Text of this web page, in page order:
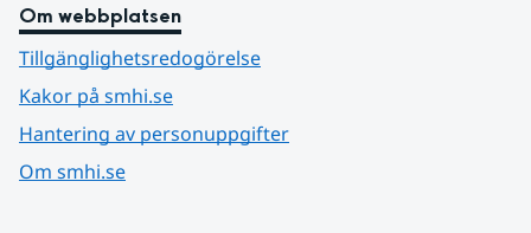
Om webbplatsen
Tillgänglighetsredogörelse
Kakor på smhi.se
Hantering av personuppgifter
Om smhi.se